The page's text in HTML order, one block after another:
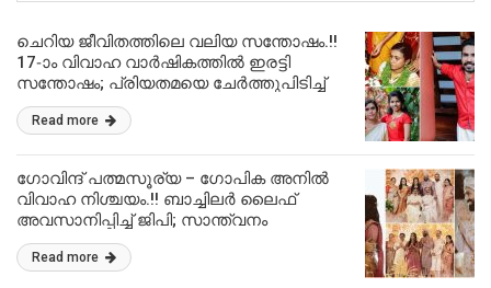
ചെറിയ ജീവിതത്തിലെ വലിയ സന്തോഷം.!!
17-ാം വിവാഹ വാർഷികത്തിൽ ഇരട്ടി
സന്തോഷം; പ്രിയതമയെ ചേർത്തുപിടിച്ച്
സന്തോഷം അറിയിച്ച് താരം.!! | Guinness
Pakru Wedding Anniversary
Read more
ഗോവിന്ദ് പത്മസൂര്യ – ഗോപിക അനിൽ
വിവാഹ നിശ്ചയം.!! ബാച്ചിലർ ലൈഫ്
അവസാനിപ്പിച്ച് ജിപി; സാന്ത്വനം
ശിവേട്ടന്റെ അഞ്ജലി ഇനി ജിപിക്ക് സ്വന്തം.!!
| Govind Padmasoorya Gopika Anil Got
Read more